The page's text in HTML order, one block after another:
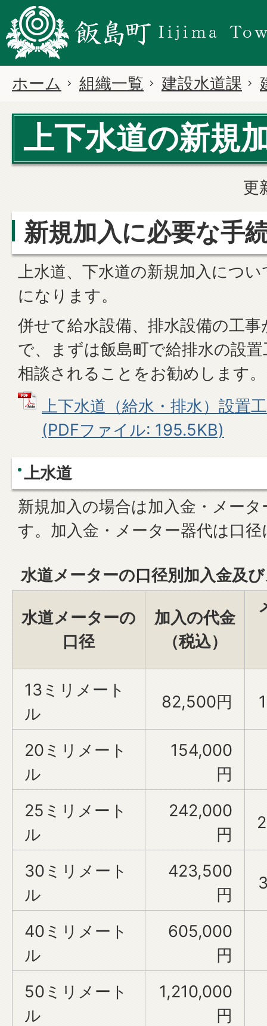
ホーム 組織一覧 建設水道課
上下水道の新規
更
新規加入に必要な手
上水道、下水道の新規加入につ
になります。
併せて給水設備、排水設備の工
で、まずは飯島町で給排水の設
相談されることをお勧めします。
上下水道（給水・排水）設置
(PDFファイル: 195.5KB)
上水道
新規加入の場合は加入金・メー
す。加入金・メーター器代は口
水道メーターの口径別加入金及
水道メーターの
口径
加入の代金
（税込）
13ミリメート
ル
82,500円
20ミリメート
ル
154,000
円
25ミリメート
ル
242,000
円
30ミリメート
ル
423,500
円
40ミリメート
ル
605,000
円
50ミリメート
ル
1,210,000
円